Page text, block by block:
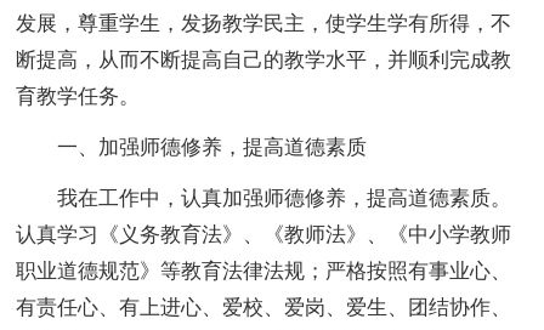
发展，尊重学生，发扬教学民主，使学生学有所得，不
断提高，从而不断提高自己的教学水平，并顺利完成教
育教学任务。
一、加强师德修养，提高道德素质
我在工作中，认真加强师德修养，提高道德素质。
认真学习《义务教育法》、《教师法》、《中小学教师
职业道德规范》等教育法律法规；严格按照有事业心、
有责任心、有上进心、爱校、爱岗、爱生、团结协作、